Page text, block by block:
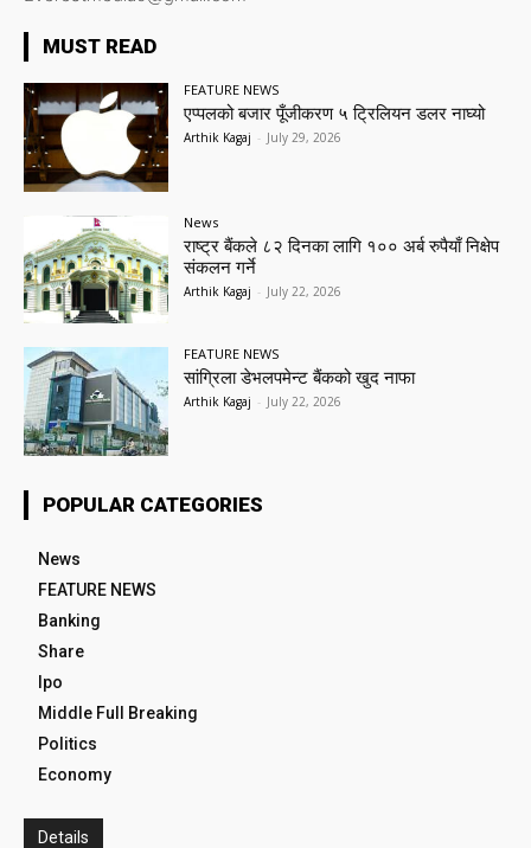
MUST READ
FEATURE NEWS
एप्पलको बजार पूँजीकरण ५ ट्रिलियन डलर नाघ्यो
Arthik Kagaj - July 29, 2026
News
राष्ट्र बैंकले ८२ दिनका लागि १०० अर्ब रुपैयाँ निक्षेप
संकलन गर्ने
Arthik Kagaj - July 22, 2026
FEATURE NEWS
सांग्रिला डेभलपमेन्ट बैंकको खुद नाफा
Arthik Kagaj - July 22, 2026
POPULAR CATEGORIES
News
FEATURE NEWS
Banking
Share
Ipo
Middle Full Breaking
Politics
Economy
Details